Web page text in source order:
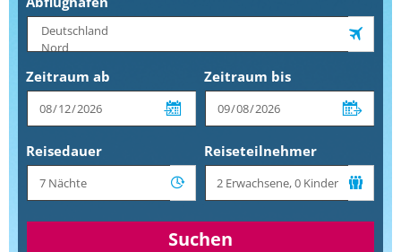
Zeitraum ab Zeitraum bis
Reisedauer Reiseteilnehmer
Suchen